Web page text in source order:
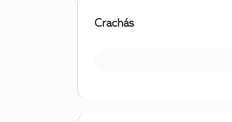
Crachás